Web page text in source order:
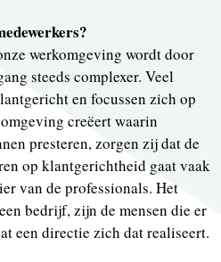
werkomgeving wordt door
steeds complexer. Veel
en focussen zich op
creëert waarin
presteren, zorgen zij dat de
op klantgerichtheid gaat vaak
van de professionals. Het
bedrijf, zijn de mensen die er
een directie zich dat realiseert.